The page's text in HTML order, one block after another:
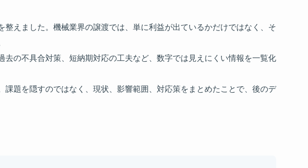
えました。機械業界の譲渡では、単に利益が出ているかだけではなく、そ
の不具合対策、短納期対応の工夫など、数字では見えにくい情報を一覧化
題を隠すのではなく、現状、影響範囲、対応策をまとめたことで、後のデ